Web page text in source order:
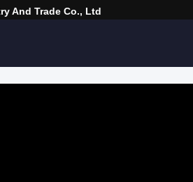
And Trade Co., Ltd